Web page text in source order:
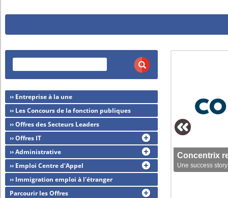
Concentrix
Une success
›› Entreprise à la une
›› Les Concours de la fonction publiques
›› Offres des Secteurs Leaders
›› Offres IT
›› Administrative
›› Emploi Centre d'Appel
›› Immigration emploi à l'étranger
Parcourir les Offres